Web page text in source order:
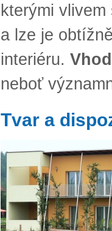
kterými
a lze je
interiéru.
neboť
Tvar a